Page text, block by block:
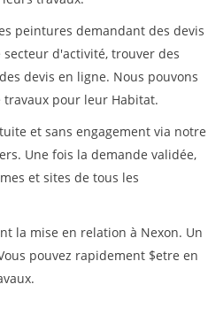
peintures demandant des devis
d'activité, trouver des
devis en ligne. Nous pouvons
pour leur Habitat.
et sans engagement via notre
Une fois la demande validée,
et sites de tous les
la mise en relation à Nexon. Un
pouvez rapidement $etre en